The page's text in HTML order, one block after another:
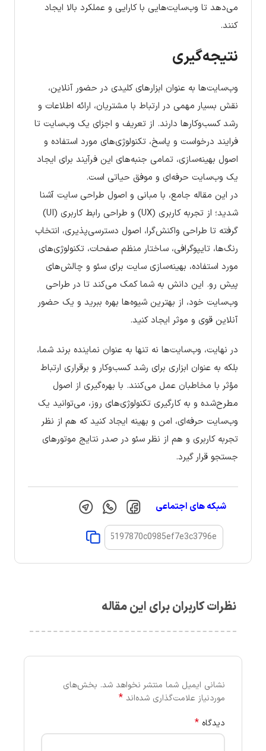
می‌دهد تا وب‌سایت‌هایی با کارایی و عملکرد بالا ایجاد
کنند.
نتیجه‌گیری
وب‌سایت‌ها به عنوان ابزارهای کلیدی در حضور آنلاین،
نقش بسیار مهمی در ارتباط با مشتریان، ارائه اطلاعات و
رشد کسب‌وکارها دارند. از تعریف و اجزای یک وب‌سایت تا
فرایند درخواست و پاسخ، تکنولوژی‌های مورد استفاده و
اصول بهینه‌سازی، تمامی جنبه‌های این فرآیند برای ایجاد
یک وب‌سایت حرفه‌ای و موفق حیاتی است.
در این مقاله جامع، با مبانی و اصول طراحی سایت آشنا
شدید؛ از تجربه کاربری (UX) و طراحی رابط کاربری (UI)
گرفته تا طراحی واکنش‌گرا، اصول دسترسی‌پذیری، انتخاب
رنگ‌ها، تایپوگرافی، ساختار منظم صفحات، تکنولوژی‌های
مورد استفاده، بهینه‌سازی سایت برای سئو و چالش‌های
پیش رو. این دانش به شما کمک می‌کند تا در طراحی
وب‌سایت خود، از بهترین شیوه‌ها بهره ببرید و یک حضور
آنلاین قوی و موثر ایجاد کنید.
در نهایت، وب‌سایت‌ها نه تنها به عنوان نماینده برند شما،
بلکه به عنوان ابزاری برای رشد کسب‌وکار و برقراری ارتباط
مؤثر با مخاطبان عمل می‌کنند. با بهره‌گیری از اصول
مطرح‌شده و به کارگیری تکنولوژی‌های روز، می‌توانید یک
وب‌سایت حرفه‌ای، امن و بهینه ایجاد کنید که هم از نظر
تجربه کاربری و هم از نظر سئو در صدر نتایج موتورهای
جستجو قرار گیرد.
شبکه های اجتماعی
نظرات کاربران برای این مقاله
نشانی ایمیل شما منتشر نخواهد شد. بخش‌های
موردنیاز علامت‌گذاری شده‌اند *
دیدگاه *